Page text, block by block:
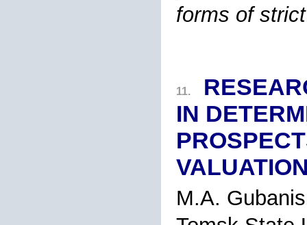
forms of
11.
IN
M.A.